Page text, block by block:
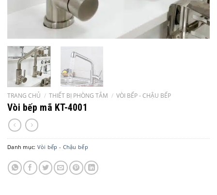
TRANG CHỦ / THIẾT BỊ PHÒNG TẮM / VÒI BẾP - CHẬU BẾP
Vòi bếp mã KT-4001
Danh mục: Vòi bếp - Chậu bếp